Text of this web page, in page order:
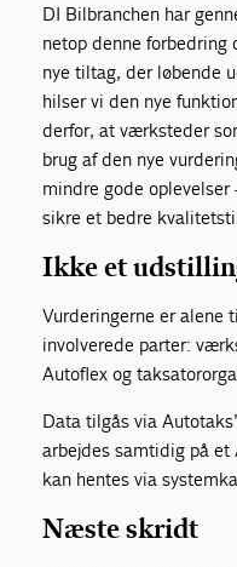
DI Bilbranchen har
netop denne
nye tiltag, der løbende
hilser vi den nye
derfor, at værksteder
brug af den nye
mindre gode
sikre et bedre
Ikke et
Vurderingerne er alene
involverede parter:
Autoflex og
Data tilgås via
arbejdes samtidig på et
kan hentes via
Næste skridt